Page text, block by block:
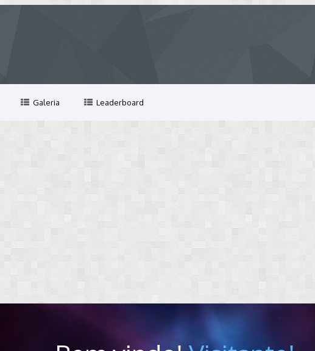
Galeria Leaderboard